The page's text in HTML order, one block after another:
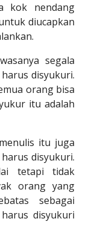
kok nendang
diucapkan
segala
disyukuri.
orang bisa
itu adalah
itu juga
disyukuri.
tetapi tidak
orang yang
sebagai
disyukuri